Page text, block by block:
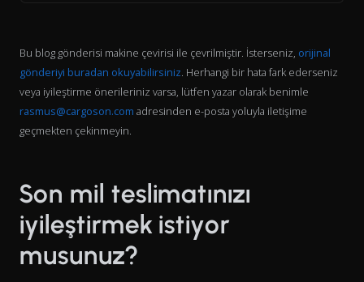
Bu blog gönderisi makine çevirisi ile çevrilmiştir. İsterseniz, orijinal
gönderiyi buradan okuyabilirsiniz. Herhangi bir hata fark ederseniz
veya iyileştirme önerileriniz varsa, lütfen yazar olarak benimle
rasmus@cargoson.com adresinden e-posta yoluyla iletişime
geçmekten çekinmeyin.
Son mil teslimatınızı
iyileştirmek istiyor
musunuz?